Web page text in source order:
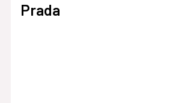
Prada